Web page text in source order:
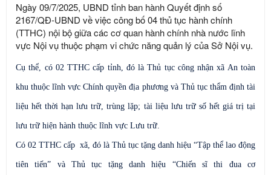
Ngày 09/7/2025, UBND tỉnh ban hành Quyết định số
2167/QĐ-UBND về việc công bố 04 thủ tục hành chính
(TTHC) nội bộ giữa các cơ quan hành chính nhà nước lĩnh
vực Nội vụ thuộc phạm vi chức năng quản lý của Sở Nội vụ.
Cụ thể, có 02 TTHC cấp tỉnh, đó làThủ tục công nhận xã An toàn
khu thuộc lĩnh vực Chính quyền địa phươngvà Thủ tục thẩm định tài
liệu hết thời hạn lưu trữ, trùng lặp; tài liệu lưu trữ số hết giá trị tại
lưu trữ hiện hành thuộc lĩnh vực Lưu trữ.
Có 02 TTHC cấp xã, đó là Thủ tục tặng danh hiệu “Tập thể lao động
tiên tiến” vàThủ tục tặngdanh hiệu “Chiến sĩ thi đua cơ